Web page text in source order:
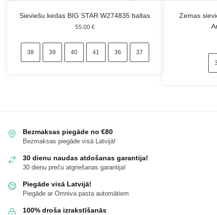
Sieviešu kedas BIG STAR W274835 baltas
55.00 €
38 39 40 41 36 37
Zemas
Bezmaksas piegāde no €80
Bezmaksas piegāde visā Latvijā!
30 dienu naudas atdošanas garantija!
30 dienu preču atgriešanas garantija!
Piegāde visā Latvijā!
Piegāde ar Omniva pasta automātiem
100% droša izrakstīšanās